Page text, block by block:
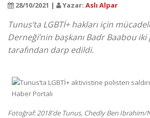
28/10/2021 | Yazar: Aslı Alpar
Tunus’ta LGBTİ+ hakları için
Derneği’nin başkanı Badr Baabou
tarafından darp edildi.
Fotoğraf:2018'de Tunus, Chedly Ben Ibrahim/